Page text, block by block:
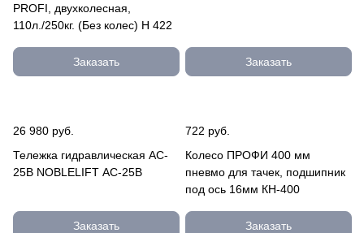
PROFI, двухколесная,
110л./250кг. (Без колес) H 422
Заказать Заказать
26 980 руб.
Тележка гидравлическая AC-
25B NOBLELIFT AC-25B
Заказать
722 руб.
Колесо ПРОФИ 400 мм
пневмо для тачек, подшипник
под ось 16мм КН-400
Заказать